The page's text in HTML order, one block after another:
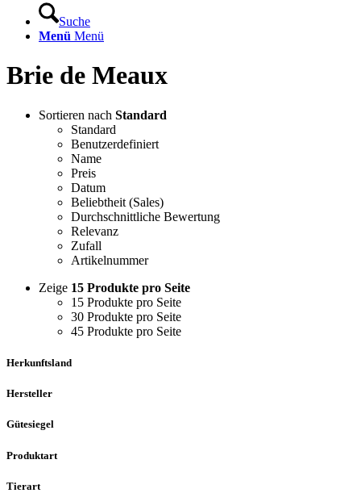
Suche
Menü Menü
Brie de Meaux
Sortieren nach Standard
Standard
Benutzerdefiniert
Name
Preis
Datum
Beliebtheit (Sales)
Durchschnittliche Bewertung
Relevanz
Zufall
Artikelnummer
Zeige 15 Produkte pro Seite
15 Produkte pro Seite
30 Produkte pro Seite
45 Produkte pro Seite
Herkunftsland
Hersteller
Gütesiegel
Produktart
Tierart